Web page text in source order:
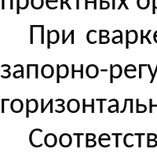
При
запорно-